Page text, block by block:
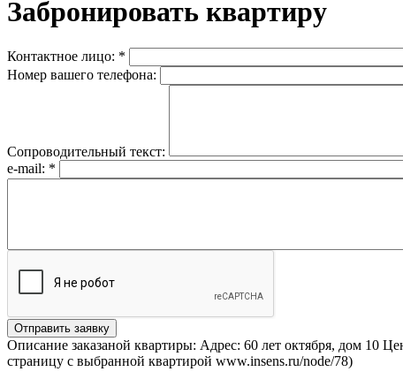
Забронировать квартиру
Контактное лицо: *
Номер вашего телефона:
Сопроводительный текст:
e-mail: *
Описание заказаной квартиры: Адрес: 60 лет октября, дом 10
страницу с выбранной квартирой www.insens.ru/node/78)